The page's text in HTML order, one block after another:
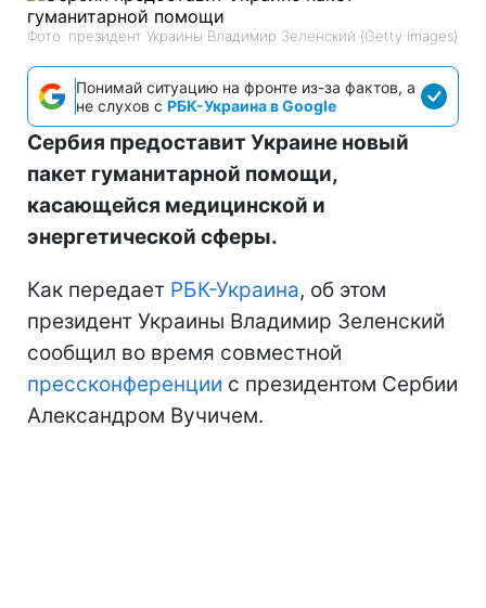
Фото: президент Украины Владимир Зеленский (Getty Images)
Понимай ситуацию на фронте из-за фактов, а
не слухов с РБК-Украина в Google
Сербия предоставит Украине новый
пакет гуманитарной помощи,
касающейся медицинской и
энергетической сферы.
Как передает РБК-Украина, об этом
президент Украины Владимир Зеленский
сообщил во время совместной
прессконференции с президентом Сербии
Александром Вучичем.